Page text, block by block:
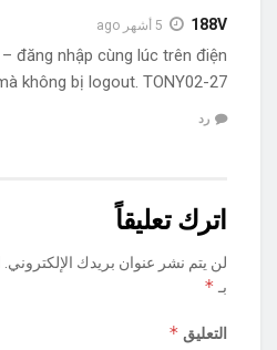
188V 5 أشهر ago
đăng nhập cùng lúc trên điện
không bị logout. TONY02-27
رد
اترك تعليقاً
لن يتم نشر عنوان بريدك الإلكتروني.
بـ *
التعليق *